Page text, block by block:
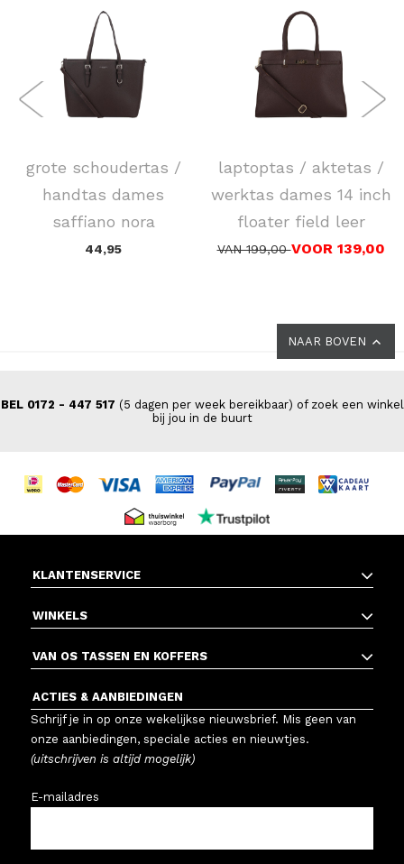
grote schoudertas /
handtas dames
saffiano nora
44,95
laptoptas / aktetas /
werktas dames 14 inch
floater field leer
VAN 199,00VOOR 139,00
NAAR BOVEN
BEL 0172 - 447 517 (5 dagen per week bereikbaar) of zoek een winkel
bij jou in de buurt
KLANTENSERVICE
WINKELS
VAN OS TASSEN EN KOFFERS
ACTIES & AANBIEDINGEN
Schrijf je in op onze wekelijkse nieuwsbrief. Mis geen van
onze aanbiedingen, speciale acties en nieuwtjes.
(uitschrijven is altijd mogelijk)
E-mailadres